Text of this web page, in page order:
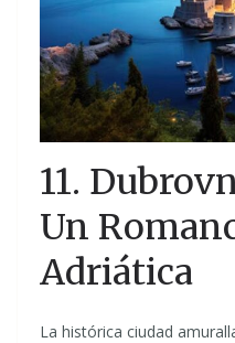
11.
Un
Adriática
La histórica ciudad